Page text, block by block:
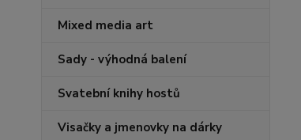
Mixed media art
Sady - výhodná balení
Svatební knihy hostů
Visačky a jmenovky na dárky